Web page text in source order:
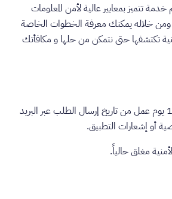
خدمة تتميز بمعايير عالية لأمن المعلومات
ومن خلاله يمكنك معرفة الخطوات الخاصة
تكتشفها حتى نتمكن من حلها و مكافأتك
سيتم إعلامك خلال 14 يوم عمل من تاريخ إرسال الطلب عبر البريد
أو إشعارات التطبيق.
مغلق حالياً.